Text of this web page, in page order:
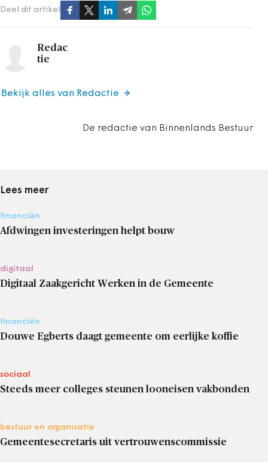
Deel dit artikel
Redac
tie
De redactie van Binnenlands Bestuur
Bekijk alles van Redactie
Lees meer
financiën
Afdwingen investeringen helpt bouw
digitaal
Digitaal Zaakgericht Werken in de Gemeente
financiën
Douwe Egberts daagt gemeente om eerlijke koffie
sociaal
Steeds meer colleges steunen looneisen vakbonden
bestuur en organisatie
Gemeentesecretaris uit vertrouwenscommissie